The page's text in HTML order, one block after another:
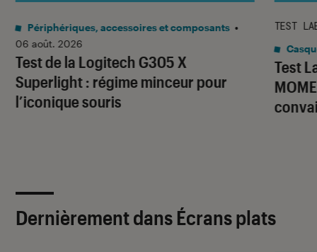
Test de la Logitech G305 X
Superlight : régime minceur pour
l’iconique souris
Périphériques, accessoires et composants •
06 août. 2026
Test
TEST
Dernièrement dans Écrans plats